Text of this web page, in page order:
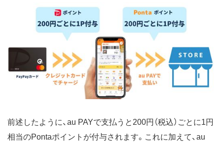
前述したように、au PAYで支払うと200円（税込）ごとに1円
相当のPontaポイントが付与されます。これに加えて、au